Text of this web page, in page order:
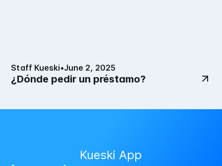
Staff Kueski•June 2, 2025
¿Dónde pedir un préstamo?
Kueski App